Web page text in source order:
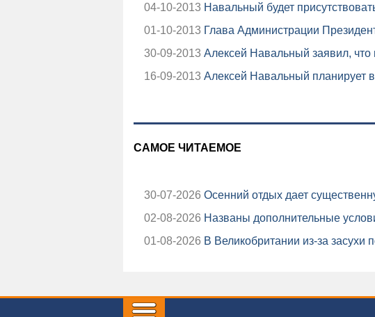
04-10-2013 Навальный будет
01-10-2013 Глава Администрации
30-09-2013 Алексей Навальный заявил, что
16-09-2013 Алексей Навальный планирует
САМОЕ ЧИТАЕМОЕ
30-07-2026 Осенний отдых дает
02-08-2026 Названы дополнительные
01-08-2026 В Великобритании из-за засухи